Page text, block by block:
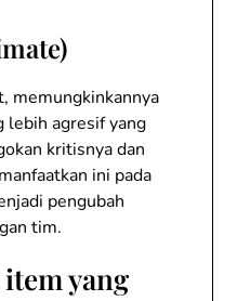
memungkinkannya
lebih agresif yang
kritisnya dan
ini pada
pengubah
tim.
yang